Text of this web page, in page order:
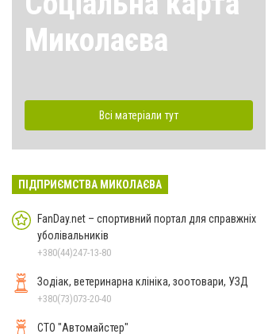
Миколаєва
Всі матеріали тут
ПІДПРИЄМСТВА МИКОЛАЄВА
FanDay.net – спортивний портал для справжніх
уболівальників
+380(44)247-13-80
Зодіак, ветеринарна клініка, зоотовари, УЗД
+380(73)073-20-40
СТО "Автомайстер"